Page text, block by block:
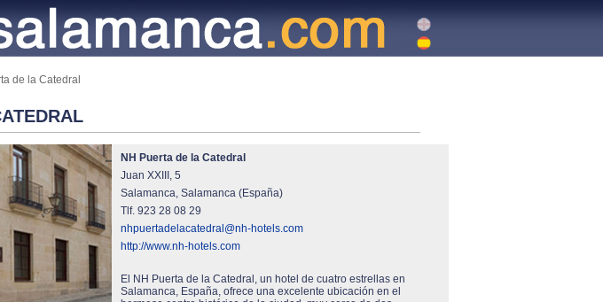
de la Catedral
NH Puerta de la Catedral
Juan XXIII, 5
Salamanca, Salamanca (España)
Tlf. 923 28 08 29
nhpuertadelacatedral@nh-hotels.com
http://www.nh-hotels.com
El NH Puerta de la Catedral, un hotel de cuatro estrellas en
Salamanca, España, ofrece una excelente ubicación en el